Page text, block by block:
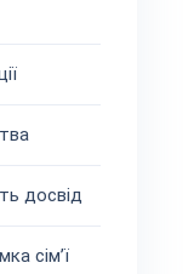
досвід
сім’ї